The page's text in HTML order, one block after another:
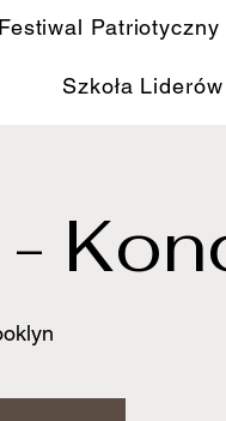
Festiwal Patriotyczny
Szkoła Liderów